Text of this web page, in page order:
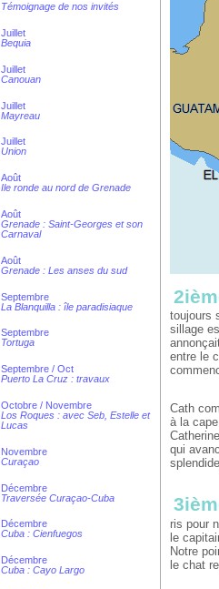
Témoignage de nos invités
Juillet
Bequia
Juillet
Canouan
Juillet
Mayreau
Juillet
Union
Août
Ile ronde au nord de Grenade
Août
Grenade : Saint-Georges et son
Carnaval
Août
Grenade : Les anses du sud
Septembre
La Blanquilla : île paradisiaque
Septembre
Tortuga
Septembre / Oct
Puerto La Cruz : travaux
Octobre / Novembre
Los Roques : avec Seb, Estelle et
Lucas
Novembre
Curaçao
Décembre
Traversée Curaçao-Cuba
Décembre
Cuba : Cienfuegos
Décembre
Cuba : Cayo Largo
toujours
sillage
entre le
Cath
à la
qui
ris pour
le
Notre
le chat